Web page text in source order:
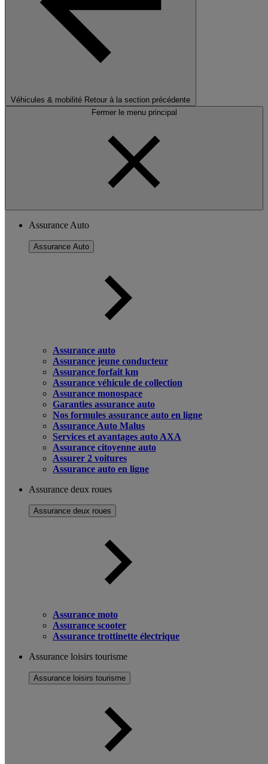
Véhicules & mobilité Retour à la section précédente
Fermer le menu principal
Assurance Auto
Assurance Auto
Assurance auto
Assurance jeune conducteur
Assurance forfait km
Assurance véhicule de collection
Assurance monospace
Garanties assurance auto
Nos formules assurance auto en ligne
Assurance Auto Malus
Services et avantages auto AXA
Assurance citoyenne auto
Assurer 2 voitures
Assurance auto en ligne
Assurance deux roues
Assurance deux roues
Assurance moto
Assurance scooter
Assurance trottinette électrique
Assurance loisirs tourisme
Assurance loisirs tourisme